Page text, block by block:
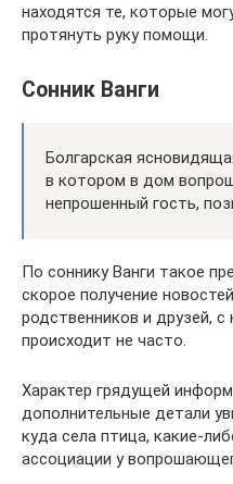
находятся те, которые
протянуть руку помощи.
Сонник Ванги
Болгарская
в котором в дом
непрошенный гость,
По соннику Ванги такое
скорое получение
родственников и друзей,
происходит не часто.
Характер грядущей
дополнительные детали
куда села птица, какие-
ассоциации у